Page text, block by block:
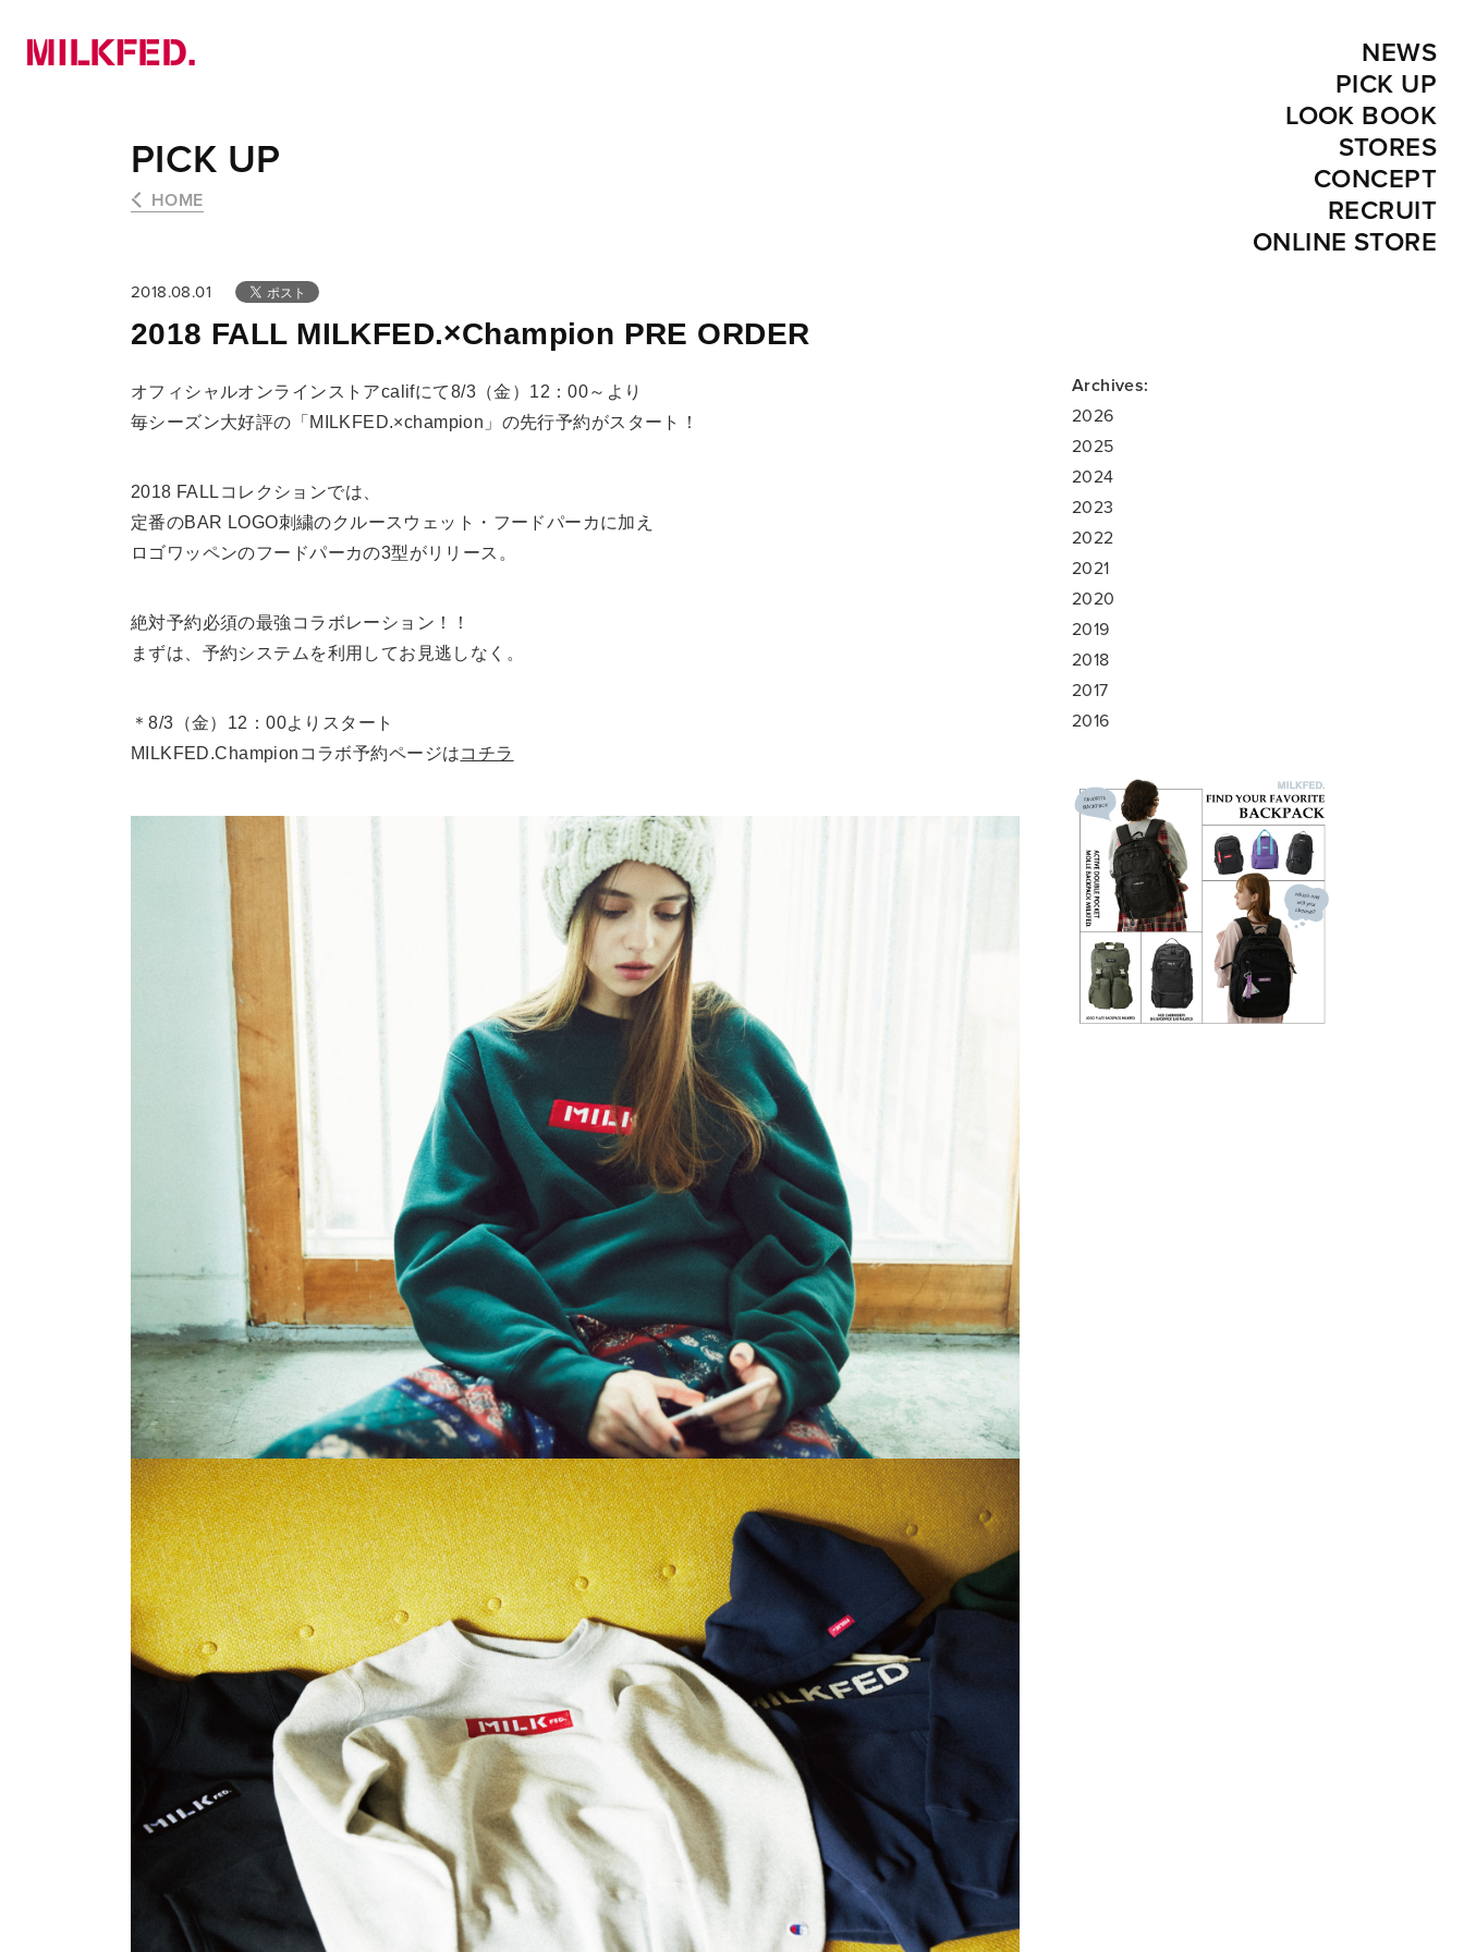
NEWS
PICK UP
LOOK BOOK
STORES
CONCEPT
RECRUIT
ONLINE STORE
PICK UP
HOME
2018.08.01
2018 FALL MILKFED.×Champion PRE ORDER
オフィシャルオンラインストアcalifにて8/3（金）12：00～より
毎シーズン大好評の「MILKFED.×champion」の先行予約がスタート！
2018 FALLコレクションでは、
定番のBAR LOGO刺繍のクルースウェット・フードパーカに加え
ロゴワッペンのフードパーカの3型がリリース。
絶対予約必須の最強コラボレーション！！
まずは、予約システムを利用してお見逃しなく。
＊8/3（金）12：00よりスタート
MILKFED.Championコラボ予約ページはコチラ
Archives:
2026
2025
2024
2023
2022
2021
2020
2019
2018
2017
2016